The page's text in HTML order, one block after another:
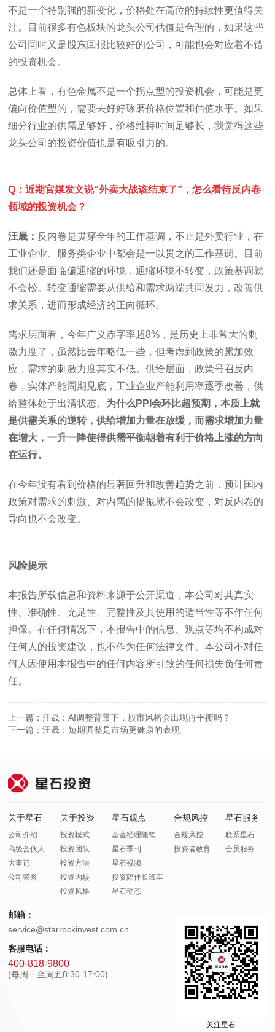
不是一个特别强的新变化，价格处在高位的持续性更值得关
注。目前很多有色板块的龙头公司估值是合理的，如果这些
公司同时又是股东回报比较好的公司，可能也会对应着不错
的投资机会。
总体上看，有色金属不是一个拐点型的投资机会，可能是更
偏向价值型的，需要去好好琢磨价格位置和估值水平。如果
细分行业的供需足够好，价格维持时间足够长，我觉得这些
龙头公司的投资价值也是有吸引力的。
Q：近期官媒发文说“外卖大战该结束了”，怎么看待反内卷
领域的投资机会？
汪晟： 反内卷是贯穿全年的工作基调，不止是外卖行业，在
工业企业、服务类企业中都会是一以贯之的工作基调。目前
我们还是面临偏通缩的环境，通缩环境不转变，政策基调就
不会松。转变通缩需要从供给和需求两端共同发力，改善供
求关系，进而形成经济的正向循环。
需求层面看，今年广义赤字率超8%，是历史上非常大的刺
激力度了，虽然比去年略低一些，但考虑到政策的累加效
应，需求的刺激力度其实不低。供给层面，政策号召反内
卷，实体产能周期见底，工业企业产能利用率逐季改善，供
给整体处于出清状态。 为什么PPI会环比超预期，本质上就
是供需关系的逆转，供给增加力量在放缓，而需求增加力量
在增大，一升一降使得供需平衡朝着有利于价格上涨的方向
在运行。
在今年没有看到价格的显著回升和改善趋势之前，预计国内
政策对需求的刺激、对内需的提振就不会改变，对反内卷的
导向也不会改变。
风险提示
本报告所载信息和资料来源于公开渠道，本公司对其真实
性、准确性、充足性、完整性及其使用的适当性等不作任何
担保。在任何情况下，本报告中的信息、观点等均不构成对
任何人的投资建议，也不作为任何法律文件。本公司不对任
何人因使用本报告中的任何内容所引致的任何损失负任何责
任。
上一篇：汪晟：AI调整背景下，股市风格会出现再平衡吗？
下一篇：汪晟：短期调整是市场更健康的表现
关于星石
公司介绍
高级合伙人
大事记
公司荣誉
关于投资
投资模式
投资团队
投资方法
投资内核
投资风格
星石观点
基金经理随笔
星石季刊
星石视频
投资陪伴长班车
星石动态
合规风控
合规风控
投资者教育
星石服务
联系星石
会员服务
邮箱：
service@starrockinvest.com.cn
客服电话：
400-818-9800
(每周一至周五8:30-17:00)
关注星石